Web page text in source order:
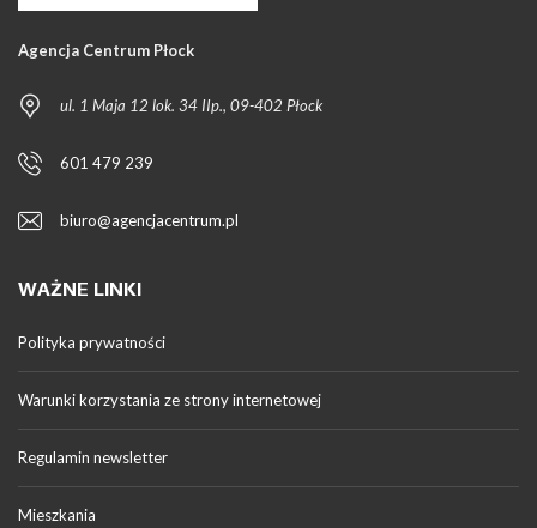
Agencja Centrum Płock
ul. 1 Maja 12 lok. 34 IIp., 09-402 Płock
601 479 239
biuro@agencjacentrum.pl
WAŻNE LINKI
Polityka prywatności
Warunki korzystania ze strony internetowej
Regulamin newsletter
Mieszkania